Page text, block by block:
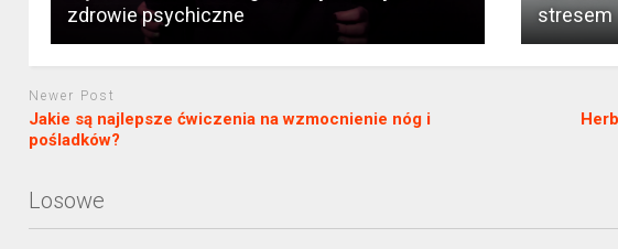
zdrowie psychiczne
stresem
Newer Post
Jakie są najlepsze ćwiczenia na wzmocnienie nóg i
pośladków?
Losowe